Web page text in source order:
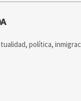
política,